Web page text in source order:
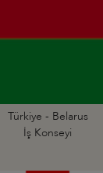
Türkiye - Belarus
İş Konseyi